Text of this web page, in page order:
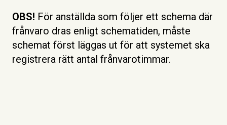
OBS! För anställda som följer ett schema där
frånvaro dras enligt schematiden, måste
schemat först läggas ut för att systemet ska
registrera rätt antal frånvarotimmar.